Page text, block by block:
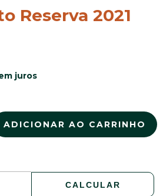
Reserva 2021
juros
CALCULAR